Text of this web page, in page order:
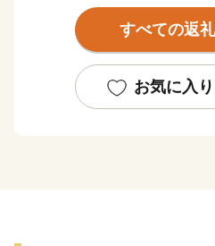
みどり市では、この豊かな自
びとが心豊かに生活できるま
また、市民の皆様はもとより
の共感やふるさとへの思いを
すべての返
お気に入